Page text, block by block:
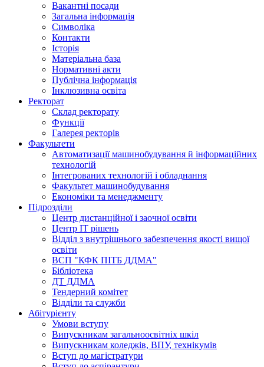
Вакантні посади
Загальна інформація
Символіка
Контакти
Історія
Матеріальна база
Нормативні акти
Публічна інформація
Інклюзивна освіта
Ректорат
Склад ректорату
Функції
Галерея ректорів
Факультети
Автоматизації машинобудування й інформаційних
технологій
Інтегрованих технологій і обладнання
Факультет машинобудування
Економіки та менеджменту
Підрозділи
Центр дистанційної і заочної освіти
Центр ІТ рішень
Відділ з внутрішнього забезпечення якості вищої
освіти
ВСП "КФК ПІТБ ДДМА"
Бібліотека
ДТ ДДМА
Тендерний комітет
Відділи та служби
Абітурієнту
Умови вступу
Випускникам загальноосвітніх шкіл
Випускникам коледжів, ВПУ, технікумів
Вступ до магістратури